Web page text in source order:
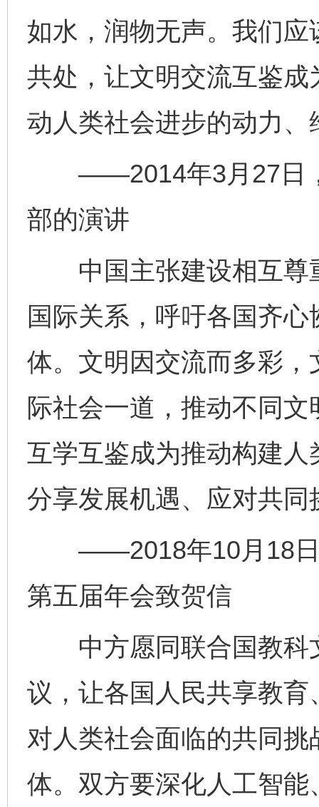
如水，润物无声。我们
共处，让文明交流互鉴
动人类社会进步的动力
——2014年3月27日，
部的演讲
中国主张建设相互尊
国际关系，呼吁各国齐
体。文明因交流而多彩
际社会一道，推动不同
互学互鉴成为推动构建
分享发展机遇、应对共
——2018年10月18日
第五届年会致贺信
中方愿同联合国教科
议，让各国人民共享教
对人类社会面临的共同
体。双方要深化人工智